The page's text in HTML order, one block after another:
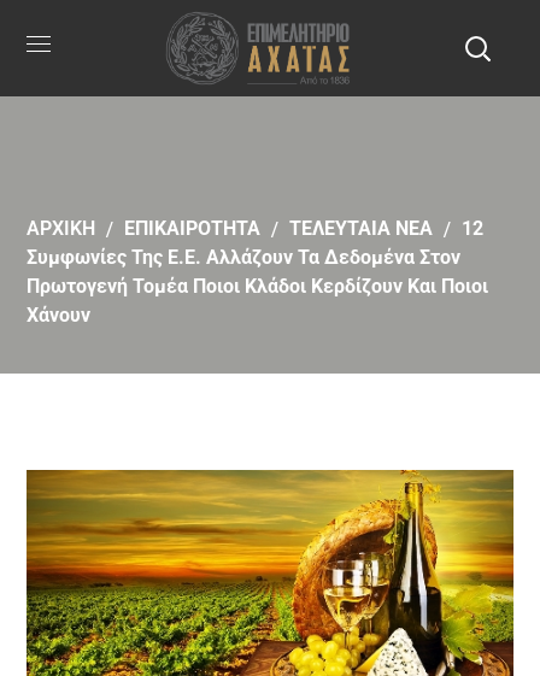
ΑΡΧΙΚΗ ΕΠΙΚΑΙΡΟΤΗΤΑ ΤΕΛΕΥΤΑΙΑ ΝΕΑ
12
Συμφωνίες Της Ε.Ε. Αλλάζουν Τα Δεδομένα Στον
Πρωτογενή Τομέα Ποιοι Κλάδοι Κερδίζουν Και Ποιοι
Χάνουν